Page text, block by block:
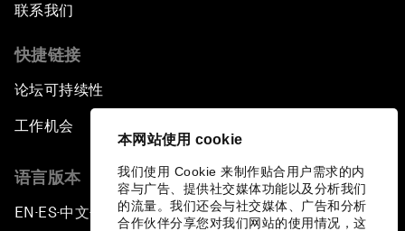
本网站使用 cookie
我们使用 Cookie 来制作贴合用户需求的内
容与广告、提供社交媒体功能以及分析我们
的流量。我们还会与社交媒体、广告和分析
合作伙伴分享您对我们网站的使用情况，这
联系我们
快捷链接
论坛可持续性
工作机会
语言版本
EN ▪ES▪中文▪ 日本語